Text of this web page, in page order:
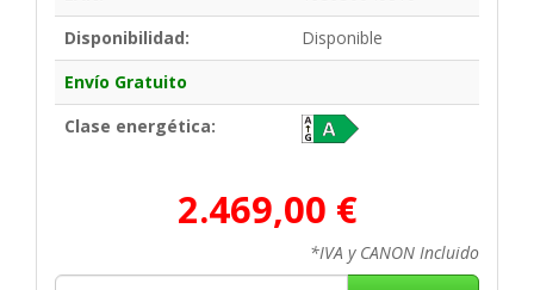
Disponibilidad:
Disponible
Envío Gratuito
Clase energética:
2.469,00 €
*IVA y CANON Incluido